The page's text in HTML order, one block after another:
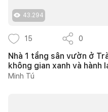
43.294
15 0
Nhà 1 tầng sân vườn ở
không gian xanh và hành
Minh Tú